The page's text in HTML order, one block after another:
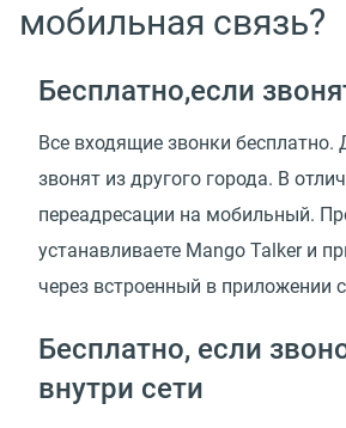
мобильная связь?
Бесплатно,если
Все входящие звонки бесплатно.
звонят из другого города. В
переадресации на мобильный.
устанавливаете Mango Talker и
через встроенный в приложении
Бесплатно, если
внутри сети